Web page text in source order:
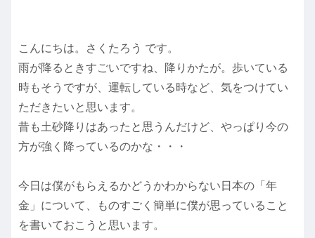
こんにちは。さくたろう です。
雨が降るときすごいですね、降りかたが。歩いている
時もそうですが、運転している時など、気をつけてい
ただきたいと思います。
昔も土砂降りはあったと思うんだけど、やっぱり今の
方が強く降っているのかな・・・
今日は僕がもらえるかどうかわからない日本の「年
金」について、ものすごく簡単に僕が思っていること
を書いておこうと思います。